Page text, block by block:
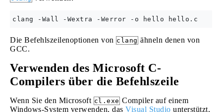
Die Befehlszeilenoptionen von clang ähneln denen von
GCC.
Verwenden des Microsoft C-
Compilers über die Befehlszeile
Wenn Sie den Microsoft cl.exe Compiler auf einem
Windows-System verwenden, das Visual Studio unterstützt,